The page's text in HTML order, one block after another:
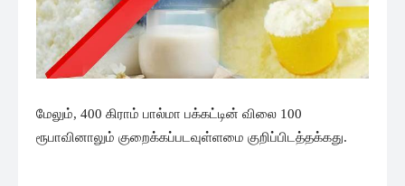
மேலும், 400 கிராம் பால்மா பக்கட்டின் விலை 100
ரூபாவினாலும் குறைக்கப்படவுள்ளமை குறிப்பிடத்தக்கது.